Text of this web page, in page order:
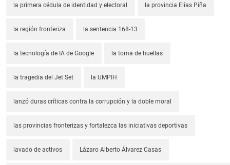
la primera cédula de identidad y electoral la provincia Elías Piña
la región fronteriza la sentencia 168-13
la tecnología de IA de Google la toma de huellas
la tragedia del Jet Set la UMPIH
lanzó duras críticas contra la corrupción y la doble moral
las provincias fronterizas y fortalezca las iniciativas deportivas
lavado de activos Lázaro Alberto Álvarez Casas